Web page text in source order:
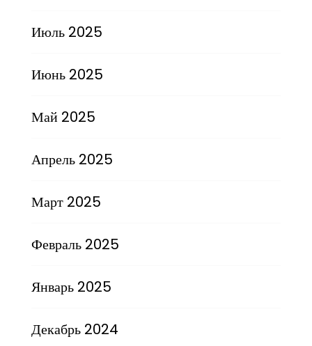
Июль 2025
Июнь 2025
Май 2025
Апрель 2025
Март 2025
Февраль 2025
Январь 2025
Декабрь 2024